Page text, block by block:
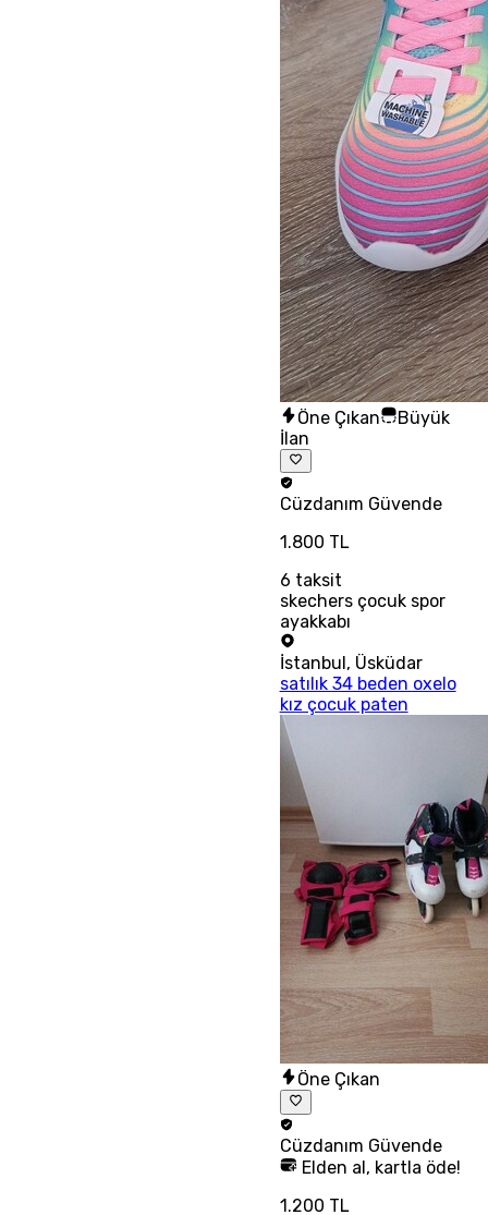
Öne Çıkan
Büyük
İlan
Cüzdanım Güvende
1.800 TL
6 taksit
skechers çocuk spor
ayakkabı
İstanbul , Üsküdar
satılık 34 beden oxelo
kız çocuk paten
Öne Çıkan
Cüzdanım Güvende
Elden al, kartla öde!
1.200 TL